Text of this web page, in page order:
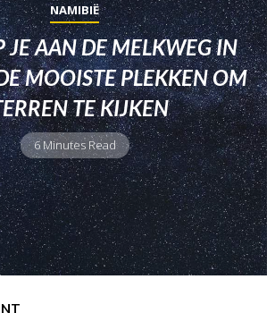
NAMIBIË
JE AAN DE MELKWEG IN
MOOISTE PLEKKEN OM
TE KIJKEN
6 Minutes Read